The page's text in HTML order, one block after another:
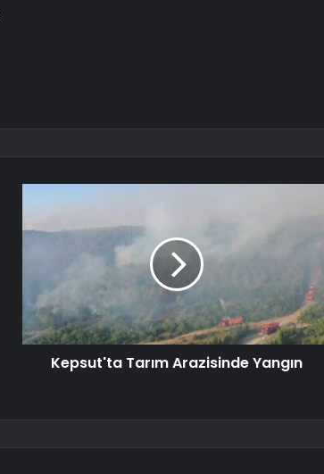
Kepsut'ta Tarım Arazisinde Yangın